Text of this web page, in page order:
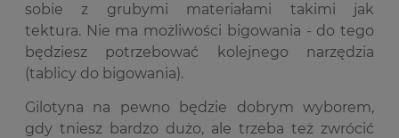
sobie z grubymi materiałami takimi jak
tektura. Nie ma możliwości bigowania - do tego
będziesz potrzebować kolejnego narzędzia
(tablicy do bigowania).
Gilotyna na pewno będzie dobrym wyborem,
gdy tniesz bardzo dużo, ale trzeba też zwrócić